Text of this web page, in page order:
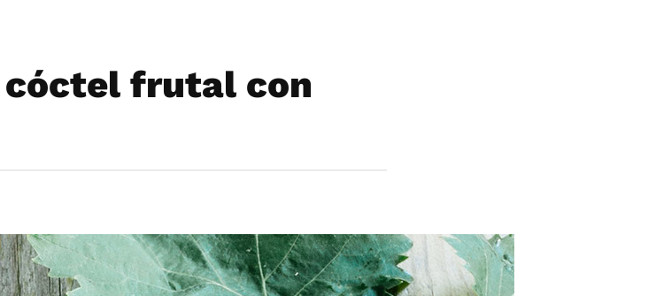
cóctel frutal con